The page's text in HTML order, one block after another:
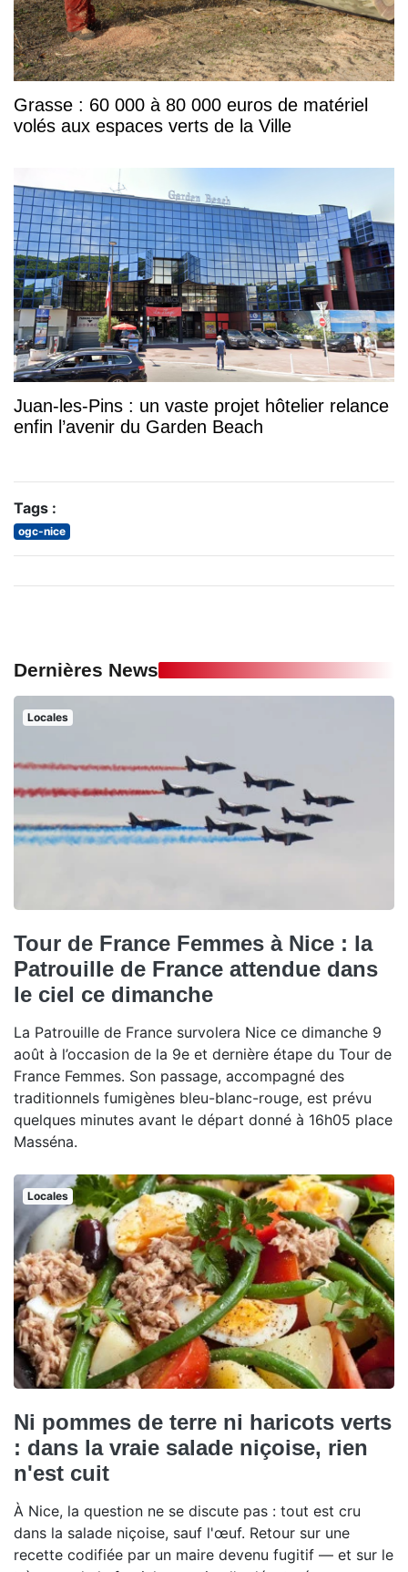
Grasse : 60 000 à 80 000 euros de matériel
volés aux espaces verts de la Ville
Juan-les-Pins : un vaste projet hôtelier relance
enfin l’avenir du Garden Beach
Tags :
ogc-nice
Dernières News
Locales
Tour de France Femmes à Nice : la
Patrouille de France attendue dans
le ciel ce dimanche
La Patrouille de France survolera Nice ce dimanche 9
août à l’occasion de la 9e et dernière étape du Tour de
France Femmes. Son passage, accompagné des
traditionnels fumigènes bleu-blanc-rouge, est prévu
quelques minutes avant le départ donné à 16h05 place
Masséna.
Locales
Ni pommes de terre ni haricots verts
: dans la vraie salade niçoise, rien
n'est cuit
À Nice, la question ne se discute pas : tout est cru
dans la salade niçoise, sauf l'œuf. Retour sur une
recette codifiée par un maire devenu fugitif — et sur le